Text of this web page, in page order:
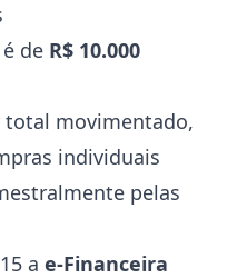
de R$ 10.000
movimentado,
individuais
pelas
a e-Financeira